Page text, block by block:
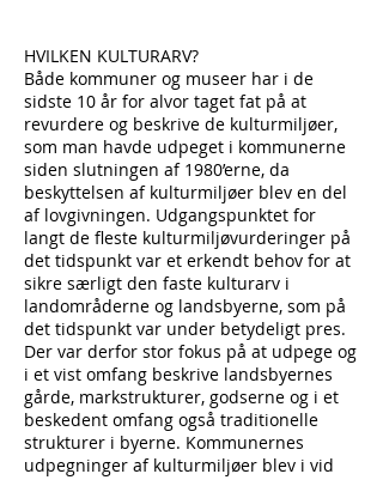
HVILKEN KULTURARV?
Både kommuner og museer har i de
sidste 10 år for alvor taget fat på at
revurdere og beskrive de kulturmiljøer,
som man havde udpeget i kommunerne
siden slutningen af 1980’erne, da
beskyttelsen af kulturmiljøer blev en del
af lovgivningen. Udgangspunktet for
langt de fleste kulturmiljøvurderinger på
det tidspunkt var et erkendt behov for at
sikre særligt den faste kulturarv i
landområderne og landsbyerne, som på
det tidspunkt var under betydeligt pres.
Der var derfor stor fokus på at udpege og
i et vist omfang beskrive landsbyernes
gårde, markstrukturer, godserne og i et
beskedent omfang også traditionelle
strukturer i byerne. Kommunernes
udpegninger af kulturmiljøer blev i vid